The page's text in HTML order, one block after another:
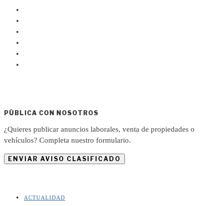
PÚBLICA CON NOSOTROS
¿Quieres publicar anuncios laborales, venta de propiedades o
vehículos? Completa nuestro formulario.
ENVIAR AVISO CLASIFICADO
ACTUALIDAD